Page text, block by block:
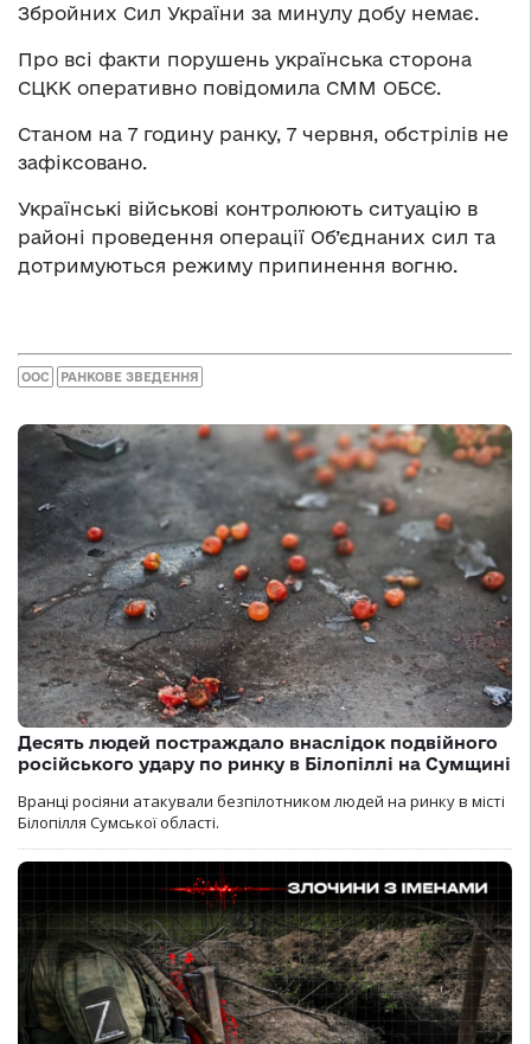
Збройних Сил України за минулу добу немає.
Про всі факти порушень українська сторона
СЦКК оперативно повідомила СММ ОБСЄ.
Станом на 7 годину ранку, 7 червня, обстрілів не
зафіксовано.
Українські військові контролюють ситуацію в
районі проведення операції Об’єднаних сил та
дотримуються режиму припинення вогню.
ООС РАНКОВЕ ЗВЕДЕННЯ
Десять людей постраждало внаслідок подвійного
російського удару по ринку в Білопіллі на Сумщині
Вранці росіяни атакували безпілотником людей на ринку в місті
Білопілля Сумської області.